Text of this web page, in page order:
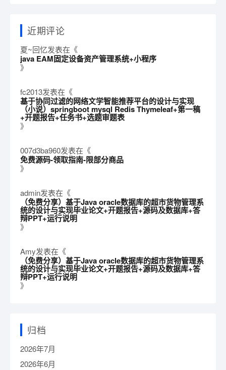
近期评论
夏~回忆发表在《
java EAM固定设备资产管理系统+小程序
》
fc2013发表在《
基于协同过滤的网络文学智能推荐平台的设计与实现
（小说）springboot mysql Redis Thymeleaf+第一稿
+开题报告+任务书+选题审题表
》
007d3ba960发表在《
免费源码-领取指南-限部分商品
》
admin发表在《
（免费分享）基于Java oracle数据库的超市货物管理系
统的设计与实现毕业论文+开题报告+源码及数据库+答
辩PPT+运行说明
》
Amy发表在《
（免费分享）基于Java oracle数据库的超市货物管理系
统的设计与实现毕业论文+开题报告+源码及数据库+答
辩PPT+运行说明
》
归档
2026年7月
2026年6月